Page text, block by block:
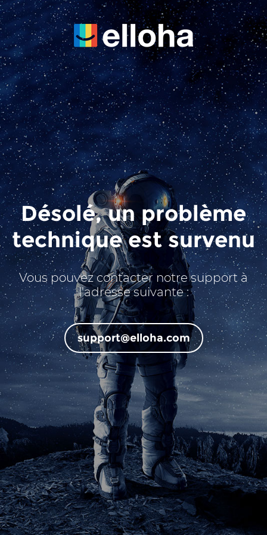
Désolé, un problème
technique est survenu
Vous pouvez contacter notre support à
l'adresse suivante :
support@elloha.com